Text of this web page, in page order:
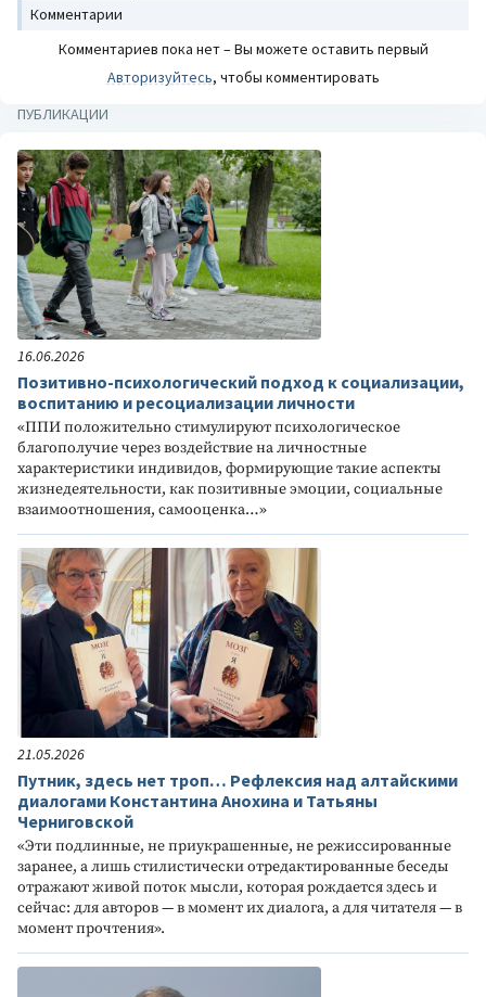
Комментарии
Комментариев пока нет – Вы можете оставить первый
Авторизуйтесь, чтобы комментировать
ПУБЛИКАЦИИ
16.06.2026
Позитивно-психологический подход к социализации,
воспитанию и ресоциализации личности
«ППИ положительно стимулируют психологическое
благополучие через воздействие на личностные
характеристики индивидов, формирующие такие аспекты
жизнедеятельности, как позитивные эмоции, социальные
взаимоотношения, самооценка…»
21.05.2026
Путник, здесь нет троп… Рефлексия над алтайскими
диалогами Константина Анохина и Татьяны
Черниговской
«Эти подлинные, не приукрашенные, не режиссированные
заранее, а лишь стилистически отредактированные беседы
отражают живой поток мысли, которая рождается здесь и
сейчас: для авторов — в момент их диалога, а для читателя — в
момент прочтения».